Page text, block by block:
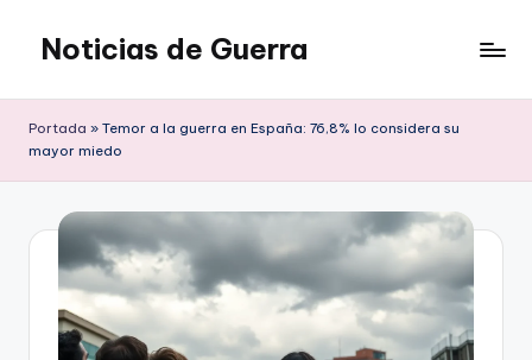
Saltar
contenido
Noticias de Guerra
Portada » Temor a la guerra en España: 76,8% lo considera su
mayor miedo